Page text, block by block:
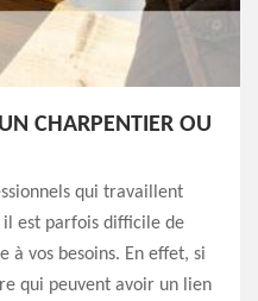
CHARPENTIER OU
qui travaillent
est parfois difficile de
vos besoins. En effet, si
qui peuvent avoir un lien